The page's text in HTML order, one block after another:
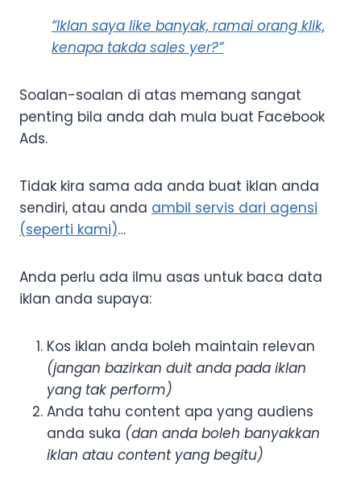
“Iklan saya like banyak, ramai orang klik,
kenapa takda sales yer?”
Soalan-soalan di atas memang sangat
penting bila anda dah mula buat Facebook
Ads.
Tidak kira sama ada anda buat iklan anda
sendiri, atau anda ambil servis dari agensi
(seperti kami)…
Anda perlu ada ilmu asas untuk baca data
iklan anda supaya:
Kos iklan anda boleh maintain relevan
(jangan bazirkan duit anda pada iklan
yang tak perform)
Anda tahu content apa yang audiens
anda suka (dan anda boleh banyakkan
iklan atau content yang begitu)